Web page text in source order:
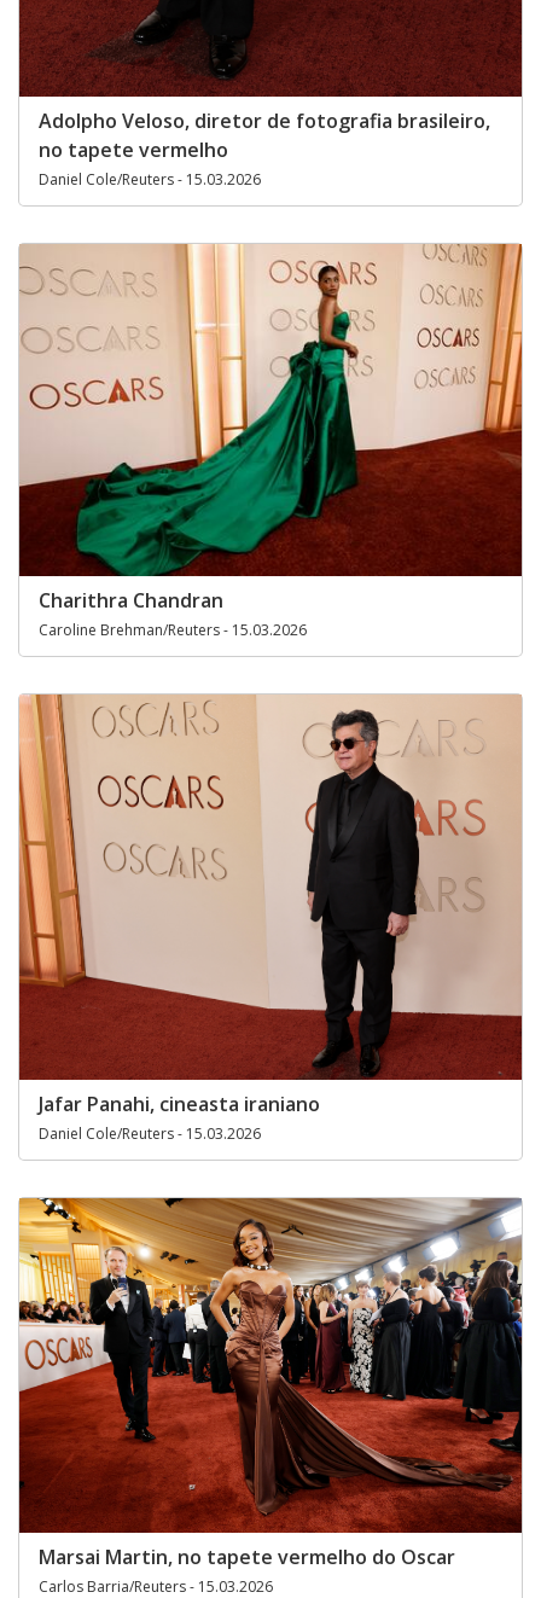
Adolpho Veloso, diretor de fotografia brasileiro,
no tapete vermelho
Daniel Cole/Reuters - 15.03.2026
Charithra Chandran
Caroline Brehman/Reuters - 15.03.2026
Jafar Panahi, cineasta iraniano
Daniel Cole/Reuters - 15.03.2026
Marsai Martin, no tapete vermelho do Oscar
Carlos Barria/Reuters - 15.03.2026